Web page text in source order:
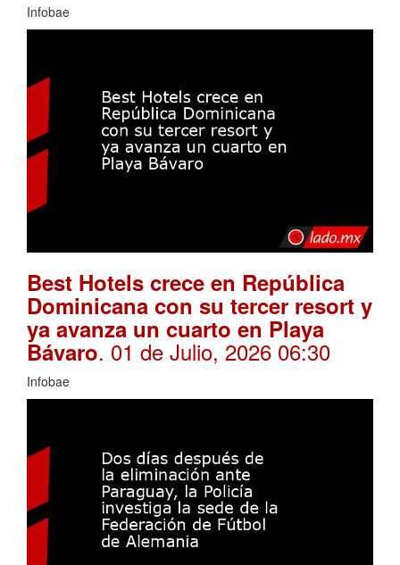
Infobae
Best Hotels crece en República
Dominicana con su tercer resort y
ya avanza un cuarto en Playa
Bávaro. 01 de Julio, 2026 06:30
Infobae